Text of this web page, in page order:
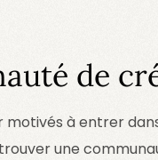
de
à entrer
une